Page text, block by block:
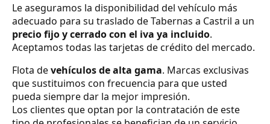
Le aseguramos la disponibilidad del vehículo más
adecuado para su traslado de Tabernas a Castril a un
precio fijo y cerrado con el iva ya incluido.
Aceptamos todas las tarjetas de crédito del mercado.
Flota devehículos de alta gama. Marcas exclusivas
que sustituimos con frecuencia para que usted
pueda siempre dar la mejor impresión.
Los clientes que optan por la contratación de este